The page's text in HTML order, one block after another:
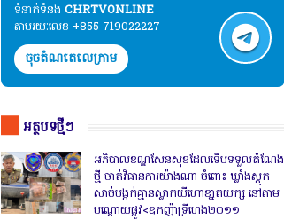
ទំនាក់ទំនង​​ CHRTVONLINE
តាមរយៈលេខ +855 719022227
ចុចតំណតេលេក្រាម
អត្ថបទថ្មីៗ
អភិបាលខណ្ឌសែនសុខដែលទើបទទួលតំណែង
ថ្មី ចាត់វិធានការយ៉ាងណា ចំពោះ ឃ្លាំងស្តុក
សាច់បង្កក់គ្មានស្លាកយីហោខា្នតយក្ស នៅតាម
បណ្តោយផ្លូវ<ឧកញ៉ាទ្រីហេង២០១១